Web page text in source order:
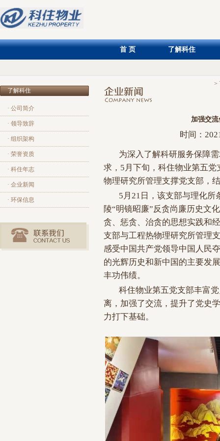
首 页 了解科住
>
了解科住
· 公司简介
· 领导致辞
· 组织架构
· 荣誉资质
· 科住年志
· 企业新闻
· 环保信息
加强交
时间：
为深入了解科研服务保障
求，5月下旬，科住物业第五
物理研究所管理支撑党支部，
5月21日，该支部与理化所
陵“明镜昭廉”反贪尚廉历史文
贪、惩贪、治贪的思想实践和
支部与工程热物理研究所管理
感受中国共产党领导中国人民
的光辉历史和新中国的主要发
丰功伟绩。
科住物业第五党支部丰富
离，加强了交流，提升了党史
力打下基础。